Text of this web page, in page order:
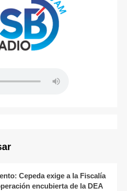
Cepeda exige a la Fiscalía
encubierta de la DEA